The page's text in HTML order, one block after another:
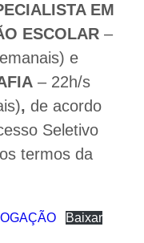
EM
ESCOLAR –
e
– 22h/s
, de acordo
Seletivo
termos da
Baixar